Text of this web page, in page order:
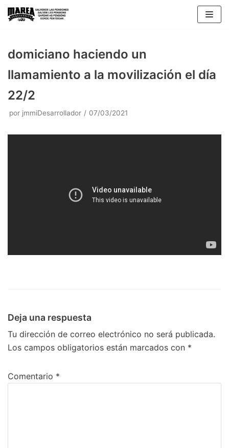
Saltar
domiciano haciendo un
llamamiento a la movilización el día
22/2
por jmmiDesarrollador 07/03/2021
Deja una respuesta
Tu dirección de correo electrónico no será publicada.
Los campos obligatorios están marcados con *
Comentario *